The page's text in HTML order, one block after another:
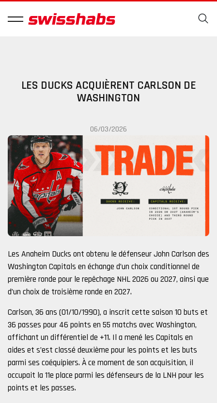
LES DUCKS ACQUIÈRENT CARLSON DE
WASHINGTON
06/03/2026
Les Anaheim Ducks ont obtenu le défenseur John Carlson des
Washington Capitals en échange d’un choix conditionnel de
première ronde pour le repêchage NHL 2026 ou 2027, ainsi que
d’un choix de troisième ronde en 2027.
Carlson, 36 ans (01/10/1990), a inscrit cette saison 10 buts et
36 passes pour 46 points en 55 matchs avec Washington,
affichant un différentiel de +11. Il a mené les Capitals en
aides et s’est classé deuxième pour les points et les buts
parmi ses coéquipiers. À ce moment de son acquisition, il
occupait la 11e place parmi les défenseurs de la LNH pour les
points et les passes.